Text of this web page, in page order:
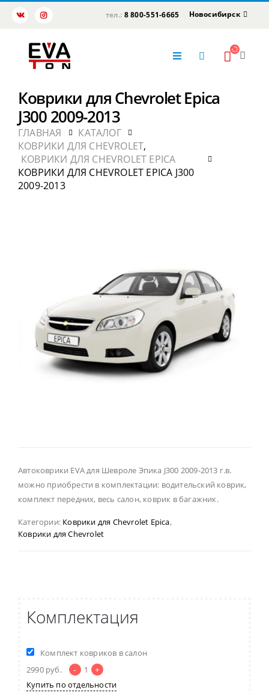
тел.: 8 800-551-6665 Новосибирск
Коврики для Chevrolet Epica
J300 2009-2013
ГЛАВНАЯ
КАТАЛОГ
КОВРИКИ ДЛЯ CHEVROLET,
КОВРИКИ ДЛЯ CHEVROLET EPICA
КОВРИКИ ДЛЯ CHEVROLET EPICA J300
2009-2013
Автоковрики EVA для Шевроле Эпика J300 2009-2013 г.в.
можно приобрести в комплектации: водительский коврик,
комплект передних, весь салон, коврик в багажник.
Категории: Коврики для Chevrolet Epica,
Коврики для Chevrolet
Комплектация
Комплект ковриков в салон
2990 руб. - 1 +
Купить по отдельности